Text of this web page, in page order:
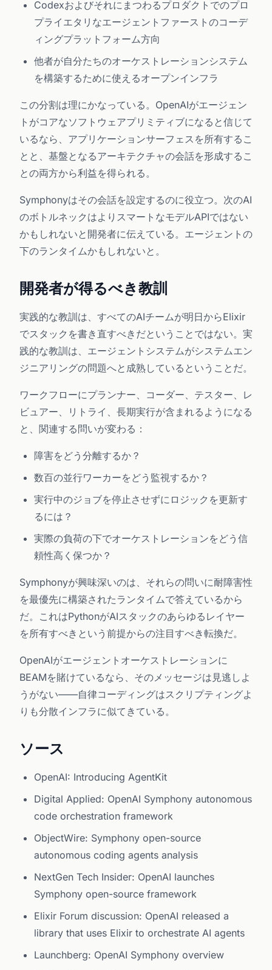
Codexおよびそれにまつわるプロダクトでのプロ
プライエタリなエージェントファーストのコーデ
ィングプラットフォーム方向
他者が自分たちのオーケストレーションシステム
を構築するために使えるオープンインフラ
この分割は理にかなっている。OpenAIがエージェン
トがコアなソフトウェアプリミティブになると信じて
いるなら、アプリケーションサーフェスを所有するこ
とと、基盤となるアーキテクチャの会話を形成するこ
との両方から利益を得られる。
Symphonyはその会話を設定するのに役立つ。次のAI
のボトルネックはよりスマートなモデルAPIではない
かもしれないと開発者に伝えている。エージェントの
下のランタイムかもしれないと。
開発者が得るべき教訓
実践的な教訓は、すべてのAIチームが明日からElixir
でスタックを書き直すべきだということではない。実
践的な教訓は、エージェントシステムがシステムエン
ジニアリングの問題へと成熟しているということだ。
ワークフローにプランナー、コーダー、テスター、レ
ビュアー、リトライ、長期実行が含まれるようになる
と、関連する問いが変わる：
障害をどう分離するか？
数百の並行ワーカーをどう監視するか？
実行中のジョブを停止させずにロジックを更新す
るには？
実際の負荷の下でオーケストレーションをどう信
頼性高く保つか？
Symphonyが興味深いのは、それらの問いに耐障害性
を最優先に構築されたランタイムで答えているから
だ。これはPythonがAIスタックのあらゆるレイヤー
を所有すべきという前提からの注目すべき転換だ。
OpenAIがエージェントオーケストレーションに
BEAMを賭けているなら、そのメッセージは見逃しよ
うがない——自律コーディングはスクリプティングよ
りも分散インフラに似てきている。
ソース
OpenAI: Introducing AgentKit
Digital Applied: OpenAI Symphony autonomous
code orchestration framework
ObjectWire: Symphony open-source
autonomous coding agents analysis
NextGen Tech Insider: OpenAI launches
Symphony open-source framework
Elixir Forum discussion: OpenAI released a
library that uses Elixir to orchestrate AI agents
Launchberg: OpenAI Symphony overview